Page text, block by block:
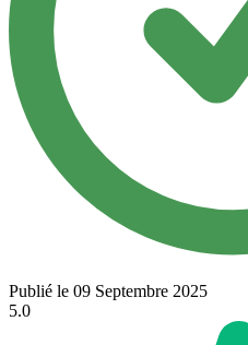
Publié le 09 Septembre 2025
5.0